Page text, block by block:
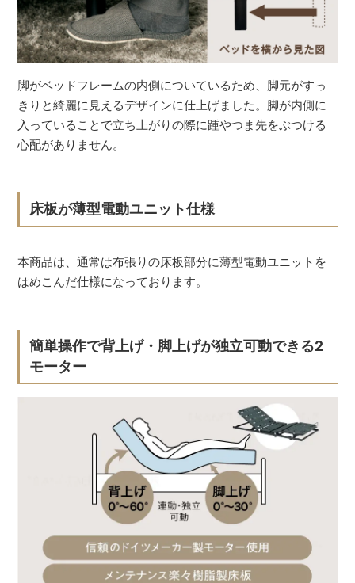
脚がベッドフレームの内側についているため、脚元がすっ
きりと綺麗に見えるデザインに仕上げました。脚が内側に
入っていることで立ち上がりの際に踵やつま先をぶつける
心配がありません。
床板が薄型電動ユニット仕様
本商品は、通常は布張りの床板部分に薄型電動ユニットを
はめこんだ仕様になっております。
簡単操作で背上げ・脚上げが独立可動できる2
モーター